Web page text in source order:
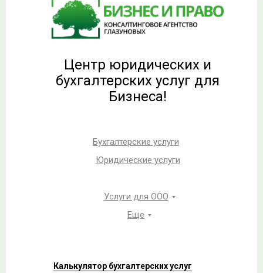
Центр юридических и
бухгалтерских услуг для
Бизнеса!
Бухгалтерские услуги
Юридические услуги
Услуги для ООО
Еще
Калькулятор бухгалтерских услуг